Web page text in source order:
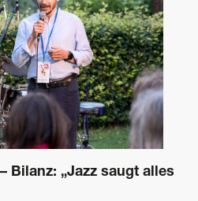
Bilanz: „Jazz saugt alles